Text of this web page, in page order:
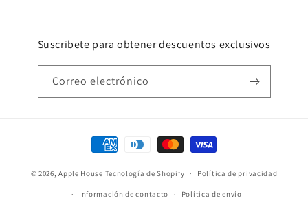
Suscribete para obtener descuentos exclusivos
Correo electrónico
Formas
de
pago
© 2026,Apple House Tecnología de Shopify Política de privacidad
Información de contacto Política de envío